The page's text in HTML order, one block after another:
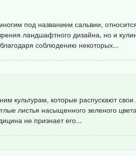
под названием сальвии,
ландшафтного дизайна, но и
соблюдению некоторых...
культурам, которые распускают
листья насыщенного зеленого
не признает его...